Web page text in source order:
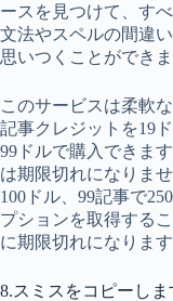
ースを見つけて、す
文法やスペルの間違
思いつくことができま
このサービスは柔軟
記事クレジットを19
99ドルで購入できま
は期限切れになりま
100ドル、99記事で
プションを取得する
に期限切れになります
8.スミスをコピーしま